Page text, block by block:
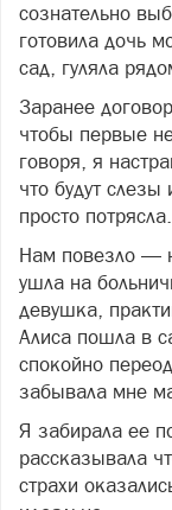
сознательно
готовила дочь
сад, гуляла
Заранее
чтобы первые
говоря, я
что будут
просто потрясла.
Нам повезло —
ушла на
девушка,
Алиса пошла в
спокойно
забывала мне
Я забирала ее
рассказывала
страхи